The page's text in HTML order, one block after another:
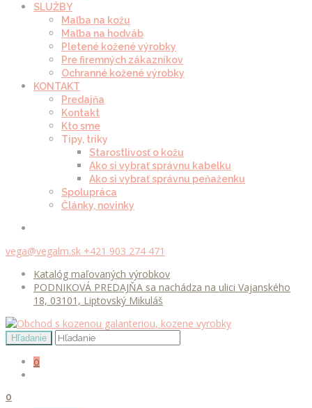
SLUŽBY
Maľba na kožu
Maľba na hodváb
Pletené kožené výrobky
Pre firemných zákazníkov
Ochranné kožené výrobky
KONTAKT
Predajňa
Kontakt
Kto sme
Tipy, triky
Starostlivosť o kožu
Ako si vybrať správnu kabelku
Ako si vybrať správnu peňaženku
Spolupráca
Články, novinky
vega@vegalm.sk +421 903 274 471
Katalóg maľovaných výrobkov
PODNIKOVÁ PREDAJŇA sa nachádza na ulici Vajanského
18, 03101, Liptovský Mikuláš
0
0